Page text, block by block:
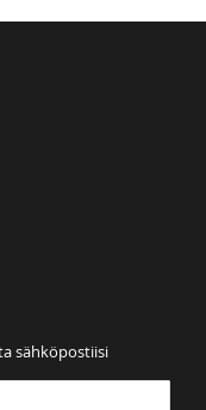
sähköpostiisi